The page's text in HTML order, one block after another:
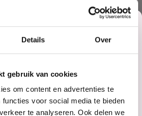
Details Over
gebruik van cookies
om content en advertenties te
functies voor social media te bieden
te analyseren. Ook delen we
Sorteer